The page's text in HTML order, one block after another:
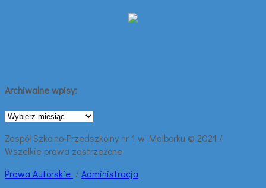
Archiwalne wpisy:
Archiwalne
Zespół Szkolno-Przedszkolny nr 1 w Malborku © 2021 /
Wszelkie prawa zastrzeżone
Prawa Autorskie /Administracja